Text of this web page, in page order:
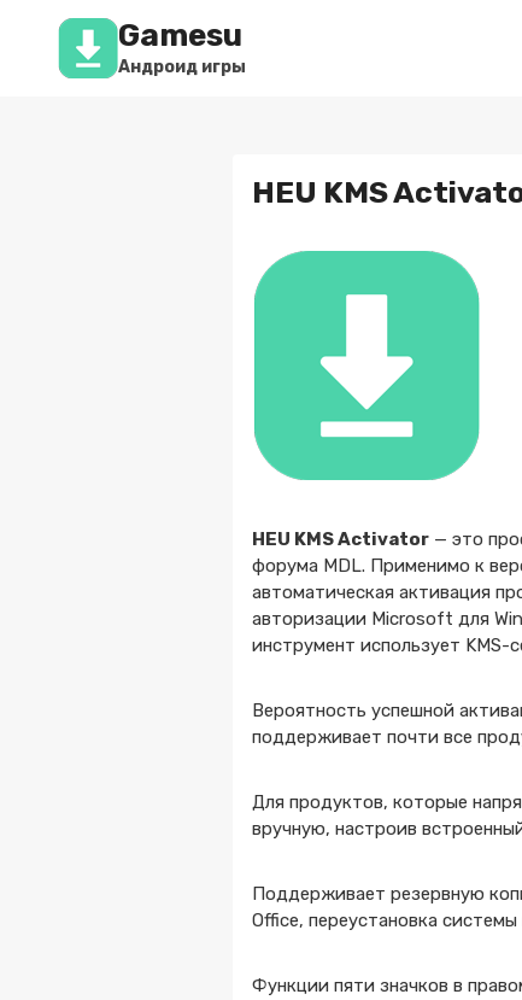
Перейти
содержимому
Gamesu
Андроид игры
HEU KMS
HEU KMS Activator — это
форума MDL. Применимо к
автоматическая активация
авторизации Microsoft для
инструмент использует KMS-
Вероятность успешной
поддерживает почти все
Для продуктов, которые
вручную, настроив
Поддерживает резервную
Office, переустановка
Функции пяти значков в